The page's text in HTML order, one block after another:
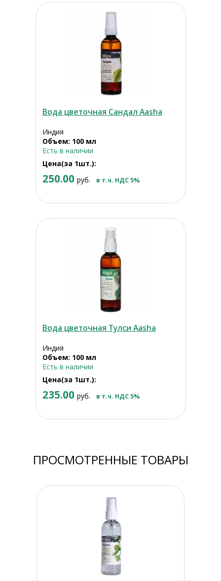
Вода цветочная Сандал Aasha
Индия
Объем: 100 мл
Есть в наличии
Цена(за 1шт.):
250.00 руб. в т.ч. НДС 5%
Вода цветочная Тулси Aasha
Индия
Объем: 100 мл
Есть в наличии
Цена(за 1шт.):
235.00 руб. в т.ч. НДС 5%
ПРОСМОТРЕННЫЕ ТОВАРЫ